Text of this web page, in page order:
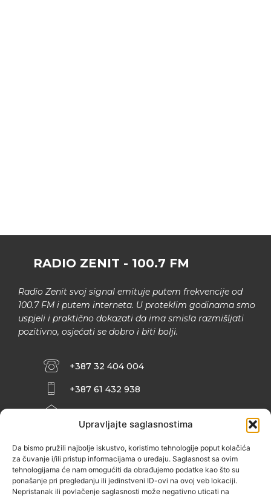
Upravljajte saglasnostima
Da bismo pružili najbolje iskustvo, koristimo tehnologije poput kolačića
za čuvanje i/ili pristup informacijama o uređaju. Saglasnost sa ovim
tehnologijama će nam omogućiti da obrađujemo podatke kao što su
ponašanje pri pregledanju ili jedinstveni ID-ovi na ovoj veb lokaciji.
Nepristanak ili povlačenje saglasnosti može negativno uticati na
RADIO ZENIT - 100.7 FM
Radio Zenit svoj signal emituje putem frekvencije od
100.7 FM i putem interneta. U proteklim godinama smo
uspjeli i praktično dokazati da ima smisla razmišljati
pozitivno, osjećati se dobro i biti bolji.
+387 32 404 004
+387 61 432 938
INFO@ZENIT.BA
ZENIČANKA, 3. SPRAT), 72000 ZENICA